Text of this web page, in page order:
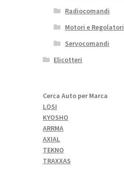
Radiocomandi
Motori e Regolatori
Servocomandi
Elicotteri
Cerca Auto per Marca
LOSI
KYOSHO
ARRMA
AXIAL
TEKNO
TRAXXAS